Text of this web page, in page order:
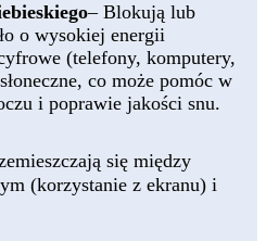
– Blokują lub
o wysokiej energii
(telefony, komputery,
co może pomóc w
i poprawie jakości snu.
się między
(korzystanie z ekranu) i